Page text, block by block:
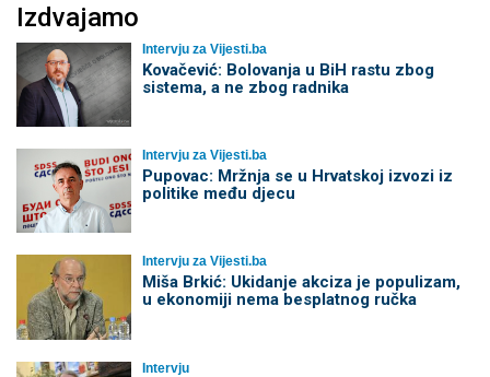
Izdvajamo
Intervju za Vijesti.ba
Kovačević: Bolovanja u BiH rastu zbog
sistema, a ne zbog radnika
Intervju za Vijesti.ba
Pupovac: Mržnja se u Hrvatskoj izvozi iz
politike među djecu
Intervju za Vijesti.ba
Miša Brkić: Ukidanje akciza je populizam,
u ekonomiji nema besplatnog ručka
Intervju